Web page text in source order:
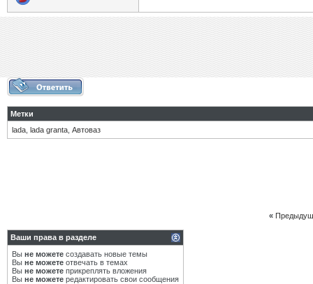
Метки
lada lada granta Автоваз
«
Ваши права в разделе
Вы не можете создавать новые темы
Вы не можете отвечать в темах
Вы не можете прикреплять вложения
Вы не можете редактировать свои сообщения